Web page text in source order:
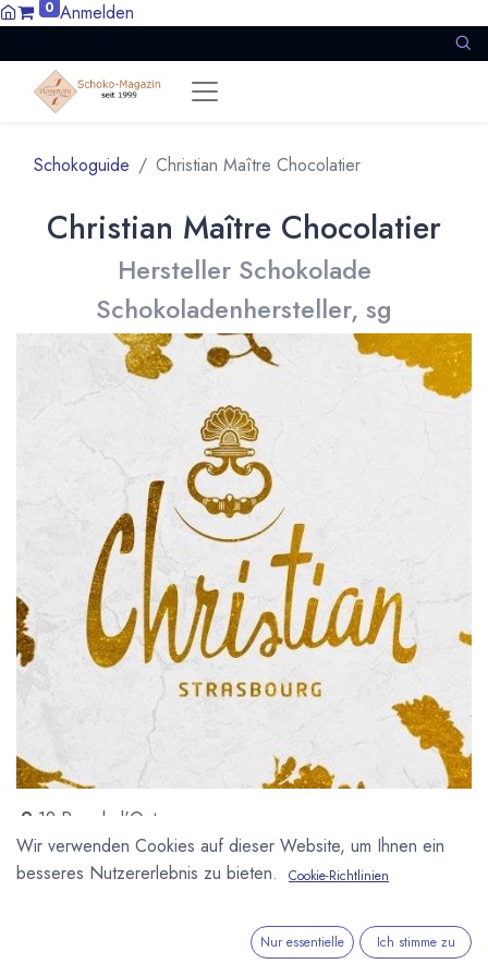
0 Anmelden
Schokoguide Christian Maître Chocolatier
Christian Maître Chocolatier
Hersteller Schokolade
Schokoladenhersteller, sg
12 Rue de l'Outre
67000 Strasbourg
Frankreich
Wir verwenden Cookies auf dieser Website, um Ihnen ein
besseres Nutzererlebnis zu bieten.
Cookie-Richtlinien
Nur essentielle Ich stimme zu